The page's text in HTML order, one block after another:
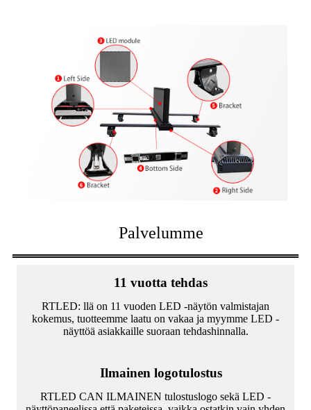
Palvelumme
11 vuotta tehdas
RTLED: llä on 11 vuoden LED -näytön valmistajan
kokemus, tuotteemme laatu on vakaa ja myymme LED -
näyttöä asiakkaille suoraan tehdashinnalla.
Ilmainen logotulostus
RTLED CAN ILMAINEN tulostuslogo sekä LED -